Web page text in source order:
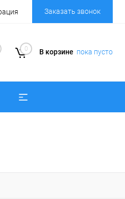
Заказать звонок
0 В корзине пока пусто